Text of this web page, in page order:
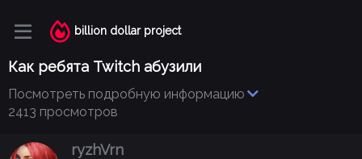
billion dollar project
Как ребята Twitch абузили
Посмотреть подробную информацию
2413 просмотров
ryzhVrn